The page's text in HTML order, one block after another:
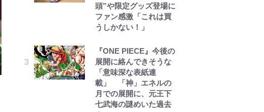
む映画監督作『僕は瞳
に恋してる』
頭”や限定グッズ登場に
ファン感激「これは買
うしかない！」
『ONE PIECE』今後の
展開に絡んできそうな
「意味深な表紙連
載」 「神」エネルの
月での展開に、元王下
七武海の謎めいた過去